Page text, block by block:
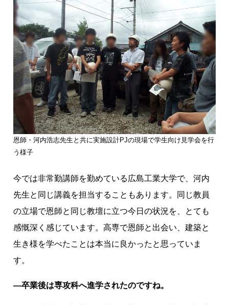
恩師・河内浩志先生と共に実施設計PJの現場で学生向け見学会を行
う様子
今では非常勤講師を勤めている広島工業大学で、河内
先生と同じ講義を担当することもあります。同じ教員
の立場で恩師と同じ教壇に立つ今日の状況を、とても
感慨深く感じています。高専で恩師と出会い、建築と
生き様を学べたことは本当に良かったと思っていま
す。
―卒業後は専攻科へ進学されたのですね。